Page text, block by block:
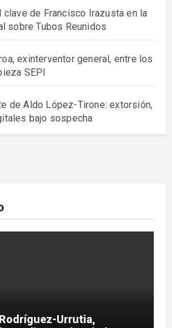
clave de Francisco Irazusta en la
sobre Tubos Reunidos
exinterventor general, entre los
SEPI
de Aldo López-Tirone: extorsión,
bajo sospecha
Urrutia,